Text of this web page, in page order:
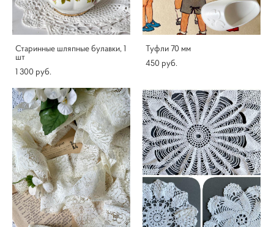
Старинные шляпные булавки, 1
шт
1 300 pуб.
Туфли 70 мм
450 pуб.